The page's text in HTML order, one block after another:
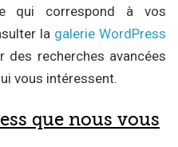
qui correspond à vos
la galerie WordPress
des recherches avancées
vous intéressent.
que nous vous